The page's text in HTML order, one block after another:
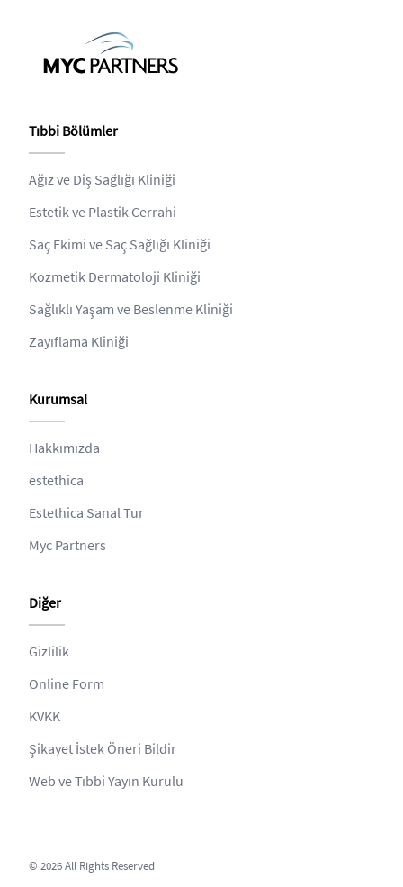
Tıbbi Bölümler
Ağız ve Diş Sağlığı Kliniği
Estetik ve Plastik Cerrahi
Saç Ekimi ve Saç Sağlığı Kliniği
Kozmetik Dermatoloji Kliniği
Sağlıklı Yaşam ve Beslenme Kliniği
Zayıflama Kliniği
Kurumsal
Hakkımızda
estethica
Estethica Sanal Tur
Myc Partners
Diğer
Gizlilik
Online Form
KVKK
Şikayet İstek Öneri Bildir
Web ve Tıbbi Yayın Kurulu
© 2026 All Rights Reserved